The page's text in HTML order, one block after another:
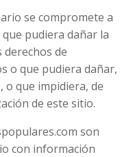
se compromete a
pudiera dañar la
derechos de
o que pudiera dañar,
que impidiera, de
de este sitio.
son
con información